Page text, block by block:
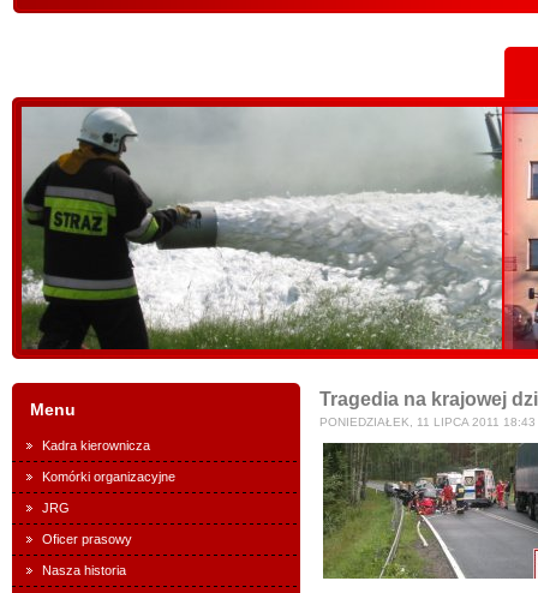
Menu
Kadra kierownicza
Komórki organizacyjne
JRG
Oficer prasowy
Nasza historia
Tragedia na krajowej
PONIEDZIAŁEK, 11 LIPCA 2011 18:43